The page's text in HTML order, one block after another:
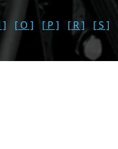
] [ O ] [ P ] [ R ] [ S ]